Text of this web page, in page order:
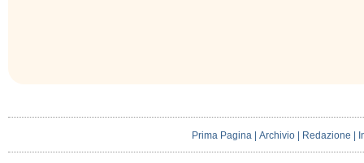
Prima Pagina |Archivio Redazione